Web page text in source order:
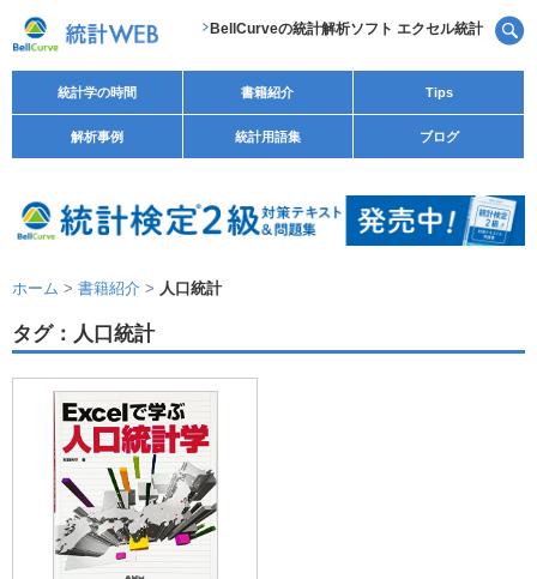
BellCurveの統計解析ソフト エクセル統計
統計学の時間 書籍紹介 Tips
解析事例 統計用語集 ブログ
ホーム > 書籍紹介 > 人口統計
タグ：人口統計